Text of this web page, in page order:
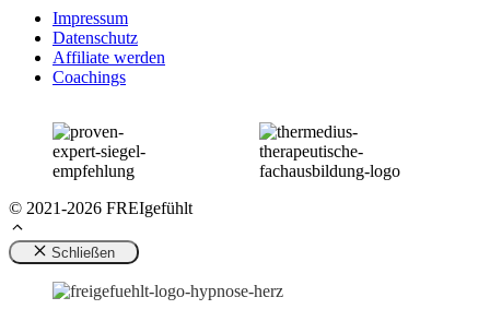
Impressum
Datenschutz
Affiliate werden
Coachings
© 2021-2026 FREIgefühlt
Schließen